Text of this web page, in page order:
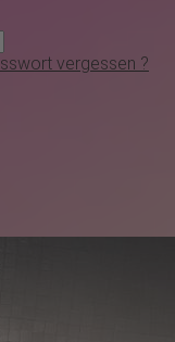
vergessen ?